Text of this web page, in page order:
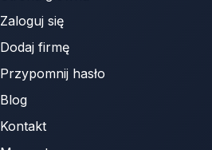
Zaloguj się
Dodaj firmę
Przypomnij hasło
Blog
Kontakt